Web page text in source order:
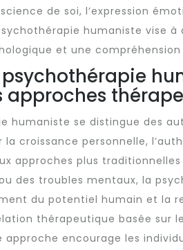
de soi, l’expression
humaniste vise à
et une compréhension
psychothérapie
approches
humaniste se distingue des
la croissance personnelle,
approches plus
des troubles mentaux, la
du potentiel humain et la
thérapeutique basée sur
approche encourage les